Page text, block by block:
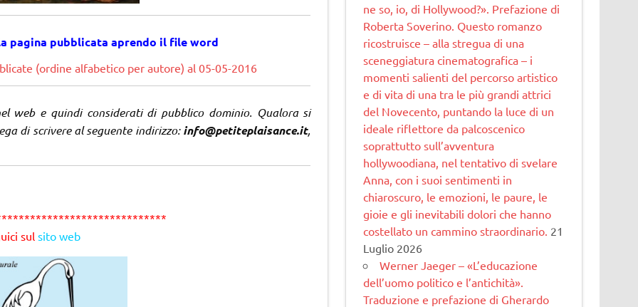
pagina pubblicata aprendo il file word
(ordine alfabetico per autore) al 05-05-2016
web e quindi considerati di pubblico dominio. Qualora si
di scrivere al seguente indirizzo:info@petiteplaisance.it,
sulsito web
ne so, io, di Hollywood?». Prefazione di
Roberta Soverino. Questo romanzo
ricostruisce – alla stregua di una
sceneggiatura cinematogra­fica – i
momenti salienti del percorso artistico
e di vita di una tra le più grandi attrici
del Novecento, puntando la luce di un
ideale riflettore da palcoscenico
soprattutto sull’avventura
hollywoodiana, nel tentativo di svelare
Anna, con i suoi sentimenti in
chiaroscuro, le emozioni, le paure, le
gioie e gli inevitabili dolori che hanno
costellato un cammino straordinario. 21
Luglio 2026
Werner Jaeger – «L’educazione
dell’uomo politico e l’antichità».
Traduzione e prefazione di Gherardo